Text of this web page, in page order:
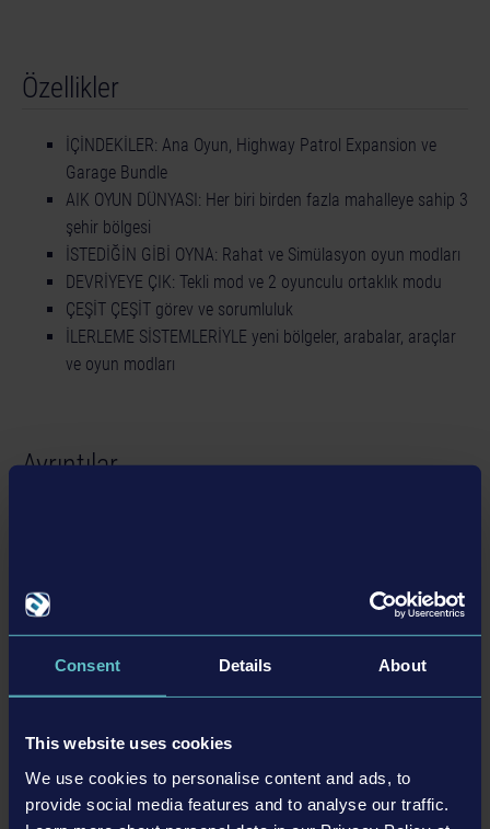
Consent Details About
This website uses cookies
We use cookies to personalise content and ads, to
provide social media features and to analyse our traffic.
Özellikler
İÇİNDEKİLER: Ana Oyun, Highway Patrol Expansion ve
Garage Bundle
AIK OYUN DÜNYASI: Her biri birden fazla mahalleye sahip 3
şehir bölgesi
İSTEDİĞİN GİBİ OYNA: Rahat ve Simülasyon oyun modları
DEVRİYEYE ÇIK: Tekli mod ve 2 oyunculu ortaklık modu
ÇEŞİT ÇEŞİT görev ve sorumluluk
İLERLEME SİSTEMLERİYLE yeni bölgeler, arabalar, araçlar
ve oyun modları
Ayrıntılar
the circle-U logo and the Powered by Unreal Engine™
Games, Inc. in the USA and elsewhere. Portions of this
software utilize SpeedTree® technology (©2020